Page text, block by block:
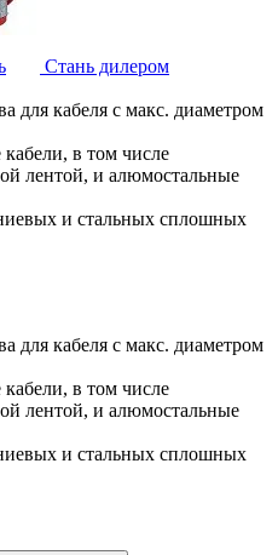
Стань дилером
для кабеля с макс. диаметром
в том числе
лентой, и алюмостальные
и стальных сплошных
для кабеля с макс. диаметром
в том числе
лентой, и алюмостальные
и стальных сплошных